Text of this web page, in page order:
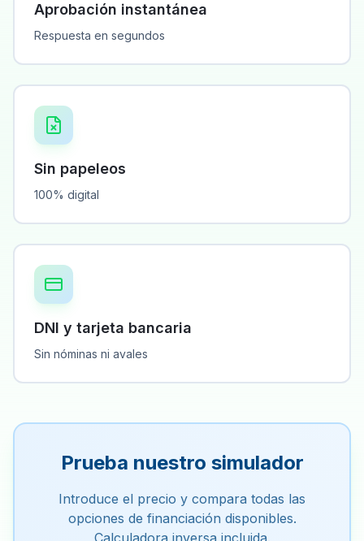
Aprobación instantánea
Respuesta en segundos
Sin papeleos
100% digital
DNI y tarjeta bancaria
Sin nóminas ni avales
Prueba nuestro simulador
Introduce el precio y compara todas las
opciones de financiación disponibles.
Calculadora inversa incluida.